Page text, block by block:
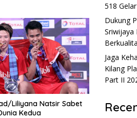
Liliyana Natsir Sabet
Kedua
518
Dukung
Sriwijaya
Jaga
Kilang
Part II